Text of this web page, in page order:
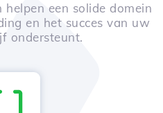
een solide domein
en het succes van uw
ondersteunt.